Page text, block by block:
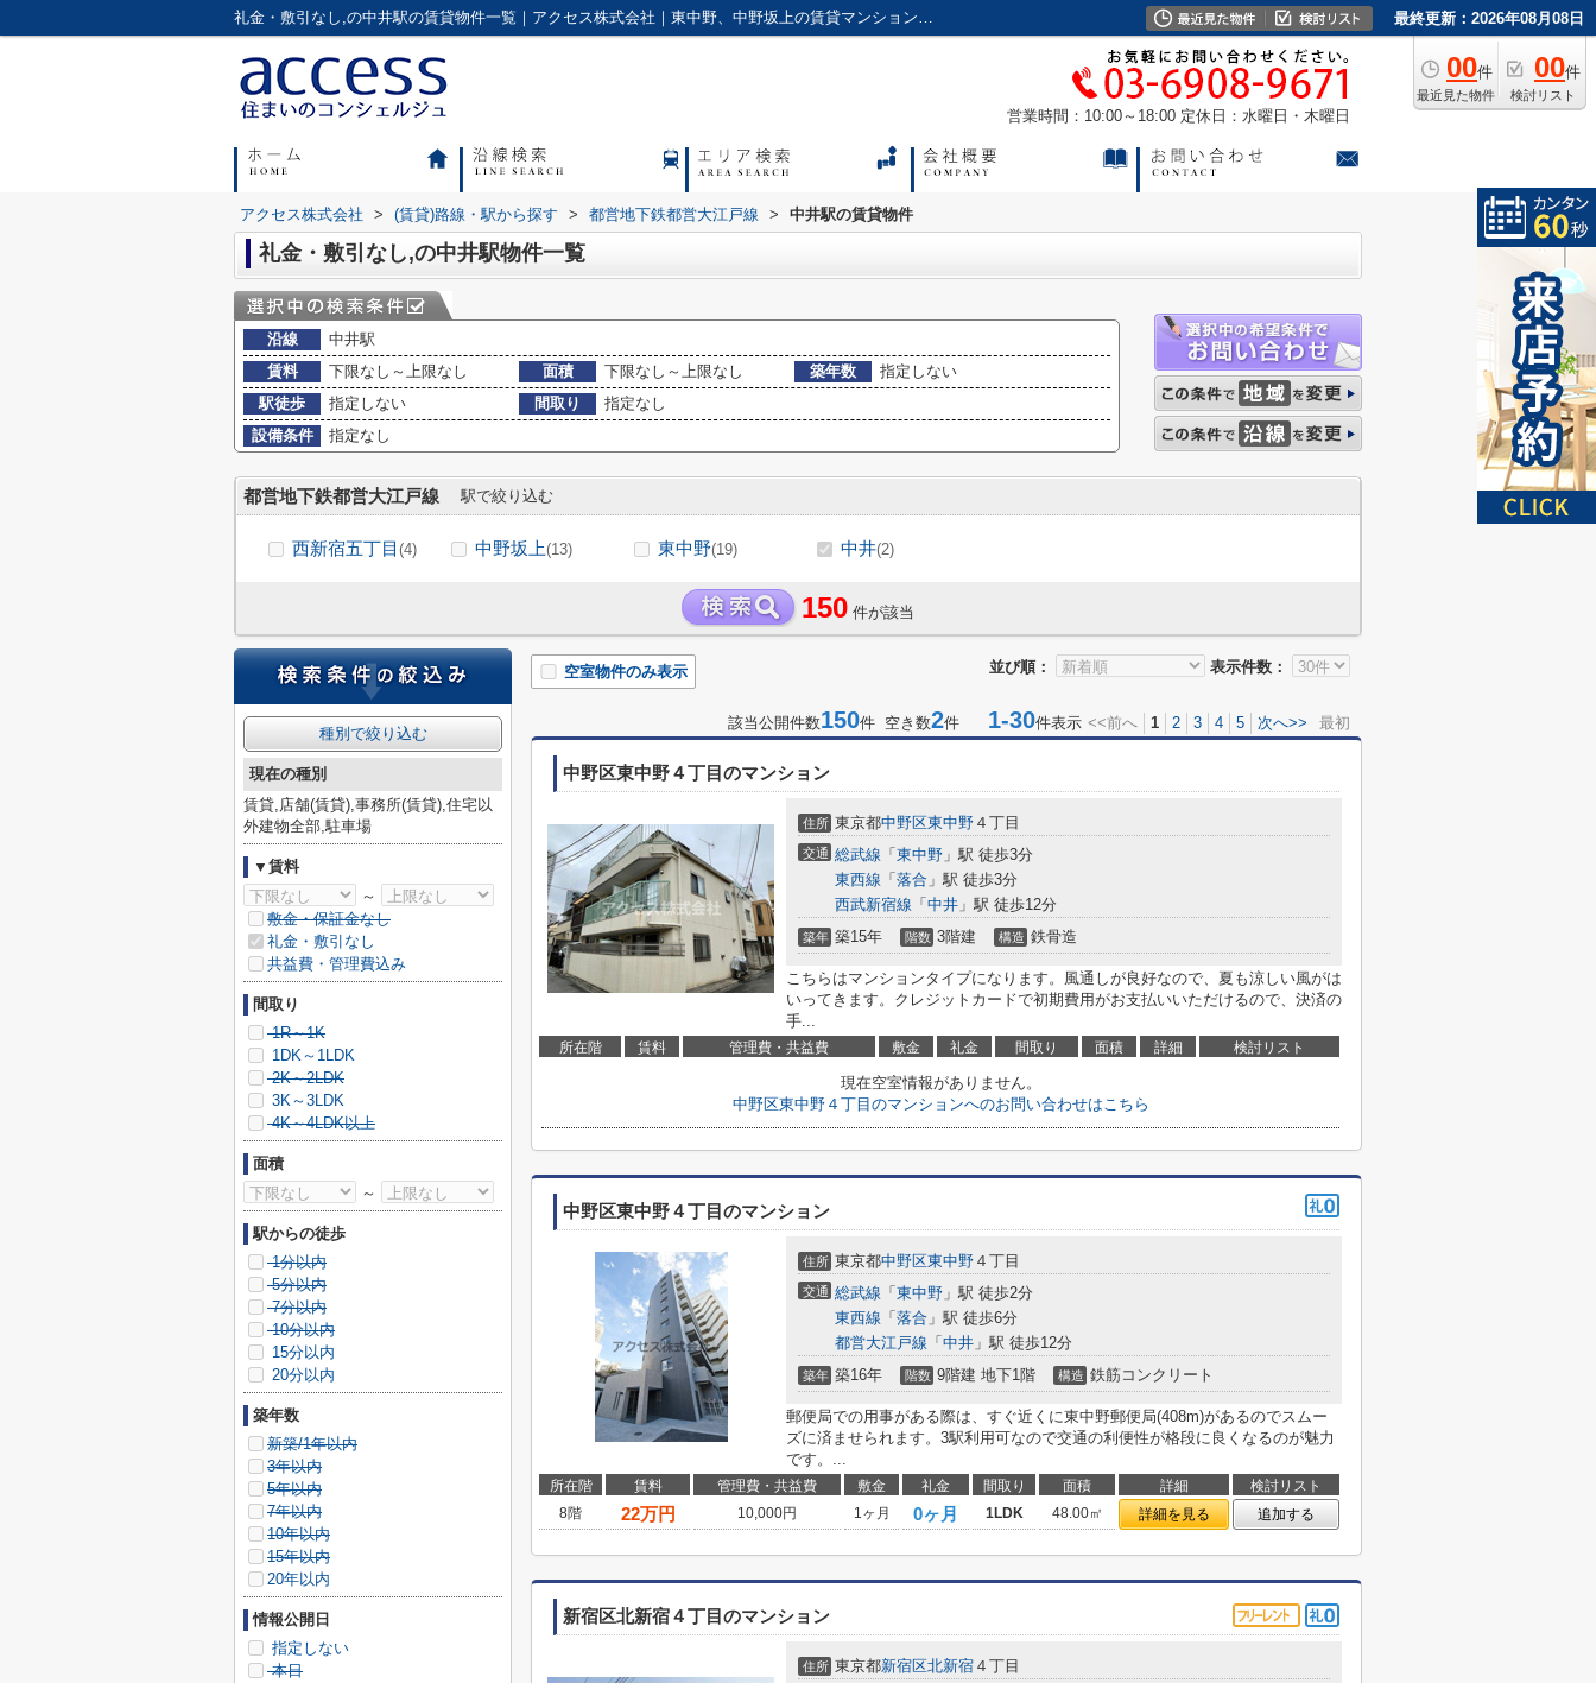
礼金・敷引なし,の中井駅の賃貸物件一覧｜アクセス株式会社｜東中野、中野坂上の賃貸マンションやアパートに強い不動産会社 最終更新：2026年08月08日
00件
最近見た物件
00件
検討リスト
営業時間：10:00～18:00 定休日：水曜日・木曜日
アクセス株式会社 > (賃貸)路線・駅から探す > 都営地下鉄都営大江戸線 > 中井駅の賃貸物件
礼金・敷引なし,の中井駅物件一覧
沿線
中井駅
賃料
下限なし～上限なし 面積 下限なし～上限なし 築年数
指定しない
駅徒歩
指定しない 間取り
指定なし
設備条件
指定なし
都営地下鉄都営大江戸線 駅で絞り込む
西新宿五丁目 (4) 中野坂上(13) 東中野(19) 中井(2)
150 件が該当
並び順： 表示件数：
空室物件のみ表示
該当公開件数150件 空き数2件 1-30件表示 <<前へ 1 2 3 4 5 次へ>> 最初
中野区東中野４丁目のマンション
住所 東京都中野区東中野 ４丁目
交通 総武線 「 東中野 」駅 徒歩3分
東西線 「 落合 」駅 徒歩3分
西武新宿線 「 中井 」駅 徒歩12分
築年 築15年 階数 3階建 構造 鉄骨造
こちらはマンションタイプになります。風通しが良好なので、夏も涼しい風がは
いってきます。クレジットカードで初期費用がお支払いいただけるので、決済の
手...
所在階 賃料 管理費・共益費 敷金 礼金 間取り 面積 詳細 検討リスト
現在空室情報がありません。
中野区東中野４丁目のマンションへのお問い合わせはこちら
中野区東中野４丁目のマンション
住所 東京都中野区東中野 ４丁目
交通 総武線 「 東中野 」駅 徒歩2分
東西線 「 落合 」駅 徒歩6分
都営大江戸線 「 中井 」駅 徒歩12分
築年 築16年 階数 9階建 地下1階 構造 鉄筋コンクリート
郵便局での用事がある際は、すぐ近くに東中野郵便局(408m)があるのでスムー
ズに済ませられます。3駅利用可なので交通の利便性が格段に良くなるのが魅力
です。...
所在階 賃料 管理費・共益費 敷金 礼金 間取り 面積 詳細
検討リスト
8階
22万円 10,000円 1ヶ月 0ヶ月 1LDK 48.00㎡ 詳細を見る 追加する
新宿区北新宿４丁目のマンション
住所 東京都新宿区北新宿 ４丁目
種別で絞り込む
現在の種別
賃貸,店舗(賃貸),事務所(賃貸),住宅以
外建物全部,駐車場
▼賃料
～
敷金・保証金なし
礼金・敷引なし
共益費・管理費込み
間取り
1R～1K
1DK～1LDK
2K～2LDK
3K～3LDK
4K～4LDK以上
面積
～
駅からの徒歩
1分以内
5分以内
7分以内
10分以内
15分以内
20分以内
築年数
新築/1年以内
3年以内
5年以内
7年以内
10年以内
15年以内
20年以内
情報公開日
指定しない
本日